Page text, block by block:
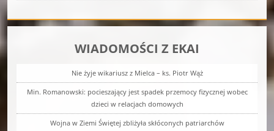
WIADOMOŚCI Z EKAI
Nie żyje wikariusz z Mielca – ks. Piotr Wąż
Min. Romanowski: pocieszający jest spadek przemocy fizycznej wobec
dzieci w relacjach domowych
Wojna w Ziemi Świętej zbliżyła skłóconych patriarchów